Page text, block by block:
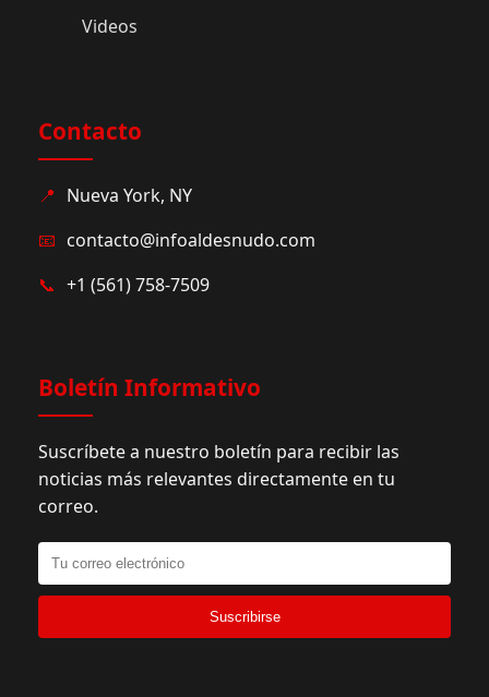
Videos
Contacto
📍 Nueva York, NY
📧 contacto@infoaldesnudo.com
📞 +1 (561) 758-7509
Boletín Informativo
Suscríbete a nuestro boletín para recibir las
noticias más relevantes directamente en tu
correo.
Suscribirse